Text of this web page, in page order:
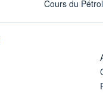
Cours du